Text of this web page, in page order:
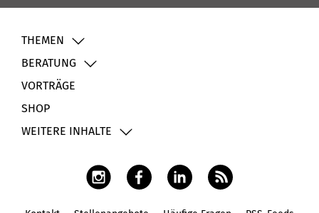
THEMEN
BERATUNG
VORTRÄGE
SHOP
WEITERE INHALTE